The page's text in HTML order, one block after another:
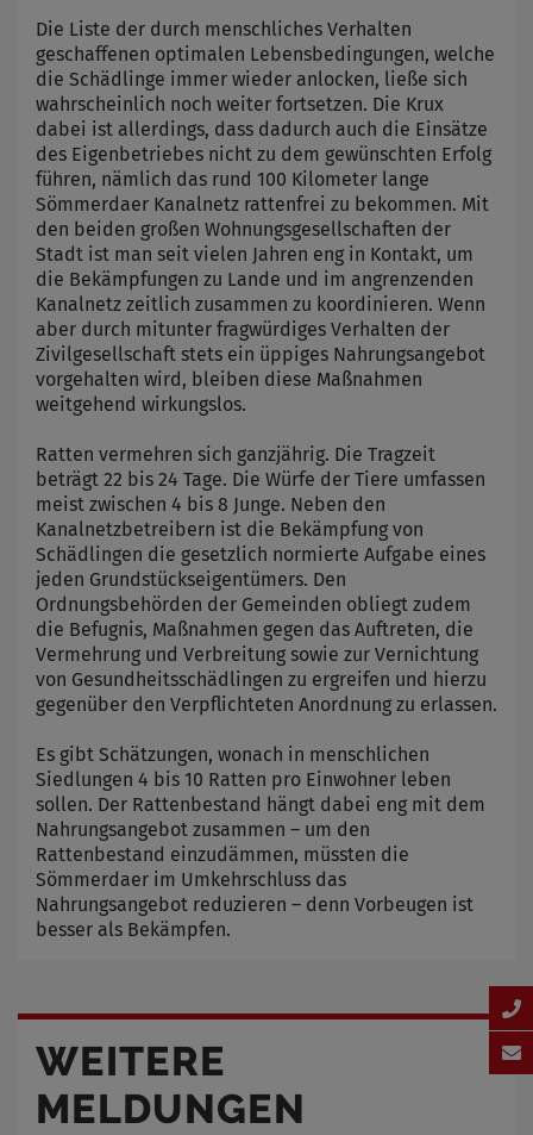
Die Liste der durch menschliches Verhalten
geschaffenen optimalen Lebensbedingungen, welche
die Schädlinge immer wieder anlocken, ließe sich
wahrscheinlich noch weiter fortsetzen. Die Krux
dabei ist allerdings, dass dadurch auch die Einsätze
des Eigenbetriebes nicht zu dem gewünschten Erfolg
führen, nämlich das rund 100 Kilometer lange
Sömmerdaer Kanalnetz rattenfrei zu bekommen. Mit
den beiden großen Wohnungsgesellschaften der
Stadt ist man seit vielen Jahren eng in Kontakt, um
die Bekämpfungen zu Lande und im angrenzenden
Kanalnetz zeitlich zusammen zu koordinieren. Wenn
aber durch mitunter fragwürdiges Verhalten der
Zivilgesellschaft stets ein üppiges Nahrungsangebot
vorgehalten wird, bleiben diese Maßnahmen
weitgehend wirkungslos.
Ratten vermehren sich ganzjährig. Die Tragzeit
beträgt 22 bis 24 Tage. Die Würfe der Tiere umfassen
meist zwischen 4 bis 8 Junge. Neben den
Kanalnetzbetreibern ist die Bekämpfung von
Schädlingen die gesetzlich normierte Aufgabe eines
jeden Grundstückseigentümers. Den
Ordnungsbehörden der Gemeinden obliegt zudem
die Befugnis, Maßnahmen gegen das Auftreten, die
Vermehrung und Verbreitung sowie zur Vernichtung
von Gesundheitsschädlingen zu ergreifen und hierzu
gegenüber den Verpflichteten Anordnung zu erlassen.
Es gibt Schätzungen, wonach in menschlichen
Siedlungen 4 bis 10 Ratten pro Einwohner leben
sollen. Der Rattenbestand hängt dabei eng mit dem
Nahrungsangebot zusammen – um den
Rattenbestand einzudämmen, müssten die
Sömmerdaer im Umkehrschluss das
Nahrungsangebot reduzieren – denn Vorbeugen ist
besser als Bekämpfen.
WEITERE
MELDUNGEN